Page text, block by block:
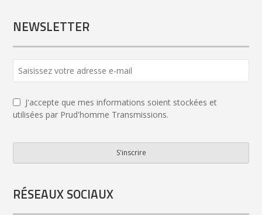
NEWSLETTER
J'accepte que mes informations soient stockées et
utilisées par Prud'homme Transmissions.
S'inscrire
Email *
RÉSEAUX SOCIAUX